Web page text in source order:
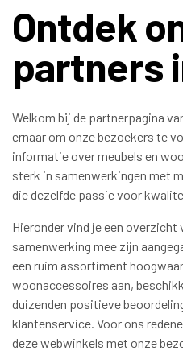
Ontdek
partners
Welkom bij de partnerpagina
ernaar om onze bezoekers te
informatie over meubels en
sterk in samenwerkingen met
die dezelfde passie voor
Hieronder vind je een overzicht
samenwerking mee zijn
een ruim assortiment
woonaccessoires aan,
duizenden positieve
klantenservice. Voor ons
deze webwinkels met onze